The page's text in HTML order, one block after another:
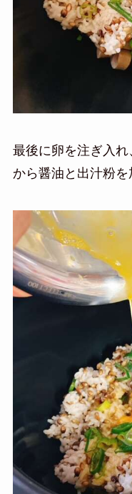
最後に卵を注ぎ入
から醤油と出汁粉を